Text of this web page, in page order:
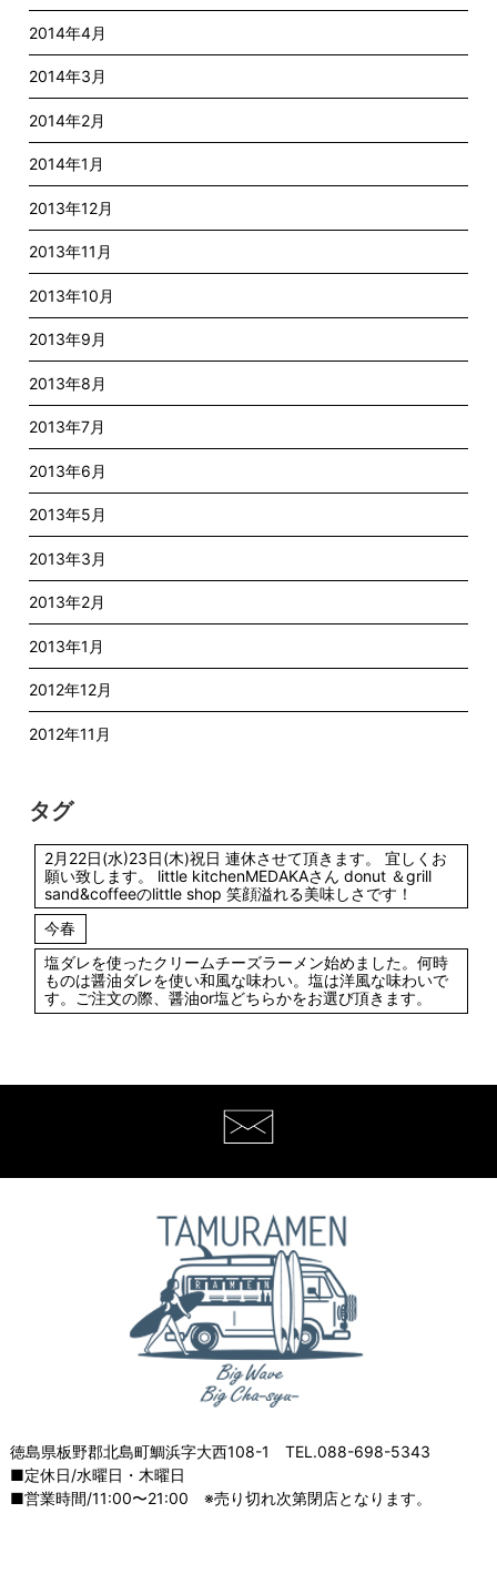
2014年4月
2014年3月
2014年2月
2014年1月
2013年12月
2013年11月
2013年10月
2013年9月
2013年8月
2013年7月
2013年6月
2013年5月
2013年3月
2013年2月
2013年1月
2012年12月
2012年11月
タグ
2月22日(水)23日(木)祝日 連休させて頂きます。 宜しくお
願い致します。 little kitchenMEDAKAさん donut ＆grill
sand&coffeeのlittle shop 笑顔溢れる美味しさです！
今春
塩ダレを使ったクリームチーズラーメン始めました。何時
ものは醤油ダレを使い和風な味わい。塩は洋風な味わいで
す。ご注文の際、醤油or塩どちらかをお選び頂きます。
徳島県板野郡北島町鯛浜字大西108-1 TEL.088-698-5343
■定休日/水曜日・木曜日
■営業時間/11:00〜21:00 ※売り切れ次第閉店となります。